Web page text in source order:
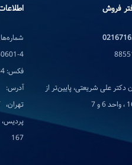
76250601-4 و
فکس: 76250634
آدرس:
167
فروش
دکتر علی شریعتی، پایین‌تر از